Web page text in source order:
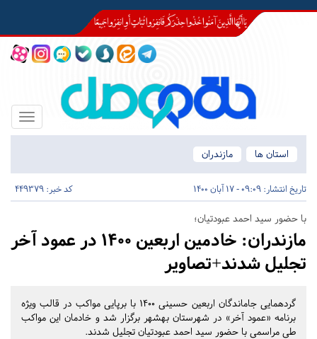
Toggle
استان ها
مازندران
تاریخ انتشار: 09:09 - 17 آبان 1400 کد خبر: 449379
با حضور سید احمد عبودتیان؛
مازندران:
خادمین اربعین 1400 در عمود آخر
تجلیل شدند+تصاویر
گردهمایی جاماندگان اربعین حسینی 1400 با برپایی مواکب در قالب ویژه
برنامه «عمود آخر» در شهرستان بهشهر برگزار شد و خادمان این مواکب
طی مراسمی با حضور سید احمد عبودتیان تجلیل شدند.